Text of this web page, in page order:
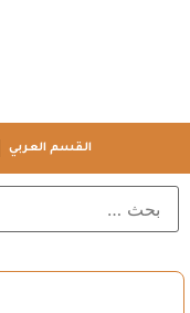
القسم العربي